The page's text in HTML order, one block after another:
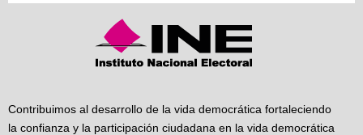
Contribuimos al desarrollo de la vida democrática fortaleciendo
la confianza y la participación ciudadana en la vida democrática